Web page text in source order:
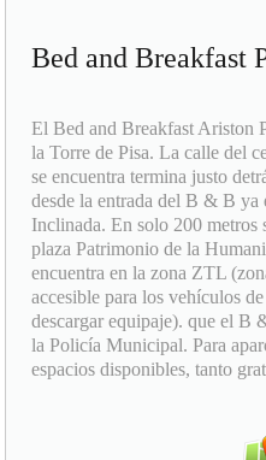
Bed and Breakfast
El Bed and Breakfast Ariston
la Torre de Pisa. La calle del
se encuentra termina justo
desde la entrada del B & B ya
Inclinada. En solo 200 metros
plaza Patrimonio de la
encuentra en la zona ZTL
accesible para los vehículos
descargar equipaje). que el B
la Policía Municipal. Para
espacios disponibles, tanto